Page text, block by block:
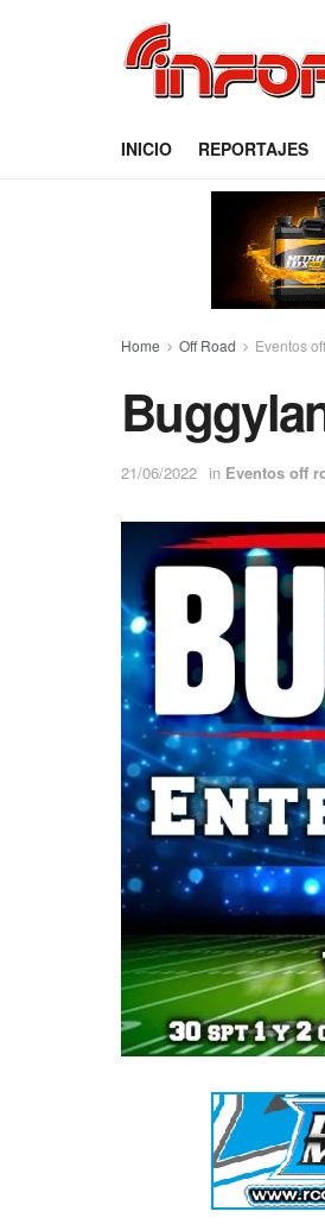
INICIO REPORTAJES
Home Off Road Eventos
21/06/2022 in Eventos off